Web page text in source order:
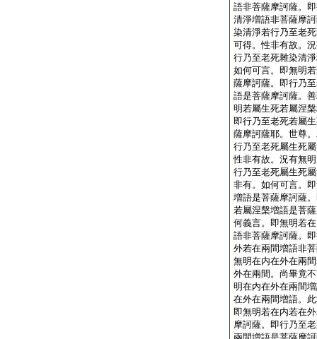
語非菩薩摩訶薩。
清淨増語非菩薩摩
染清淨若行乃至老
可得。性非有故。
行乃至老死雜染清
如何可言。即無明
薩摩訶薩。即行乃
語是菩薩摩訶薩。
明若屬生死若屬涅
即行乃至老死若屬
薩摩訶薩耶。世尊
行乃至老死屬生死
性非有故。況有無
行乃至老死屬生死
非有。如何可言。
増語是菩薩摩訶薩
若屬涅槃増語是菩
何義言。即無明若
語非菩薩摩訶薩。
外若在兩間増語非
無明在内在外在兩
外在兩間。尚畢竟
明在内在外在兩間
在外在兩間増語。
即無明若在内若在
摩訶薩。即行乃至